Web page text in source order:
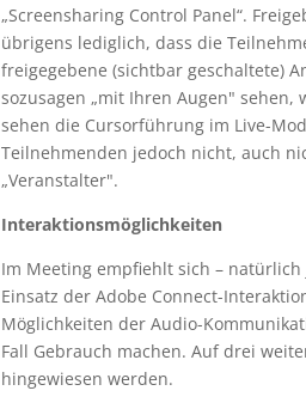
„Screensharing Control Panel“.
übrigens lediglich, dass die
freigegebene (sichtbar geschaltete)
sozusagen „mit Ihren Augen"
sehen die Cursorführung im Live-
Teilnehmenden jedoch nicht, auch
„Veranstalter".
Interaktionsmöglichkeiten
Im Meeting empfiehlt sich –
Einsatz der Adobe Connect-
Möglichkeiten der Audio-
Fall Gebrauch machen. Auf drei
hingewiesen werden.